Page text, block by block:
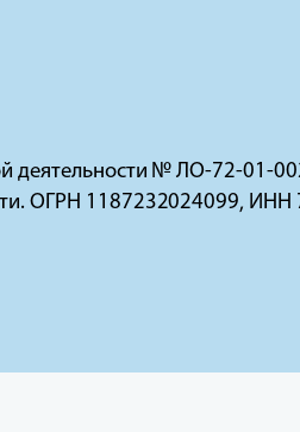
деятельности № ЛО-72-01-
ОГРН 1187232024099,